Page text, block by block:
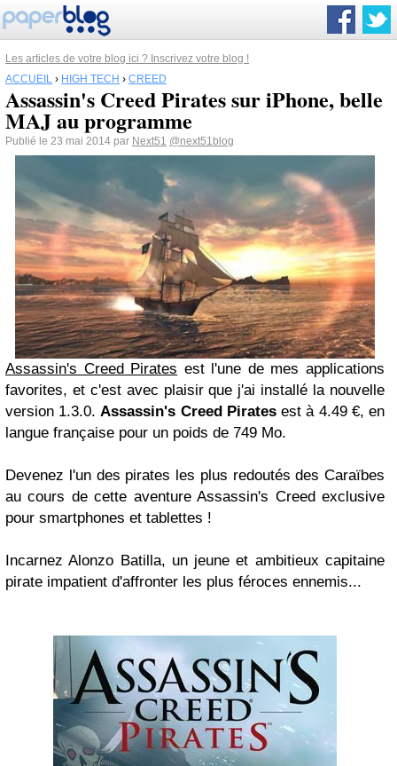
Les articles de votre blog ici ? Inscrivez votre blog !
ACCUEIL › HIGH TECH › CREED
Assassin's Creed Pirates sur iPhone, belle
MAJ au programme
Publié le 23 mai 2014 par Next51 @next51blog
Assassin's Creed Pirates est l'une de mes applications
favorites, et c'est avec plaisir que j'ai installé la nouvelle
version 1.3.0.Assassin's Creed Piratesest à 4.49 €, en
langue française pour un poids de 749 Mo.
Devenez l'un des pirates les plus redoutés des Caraïbes
au cours de cette aventure Assassin's Creed exclusive
pour smartphones et tablettes !
Incarnez Alonzo Batilla, un jeune et ambitieux capitaine
pirate impatient d'affronter les plus féroces ennemis...